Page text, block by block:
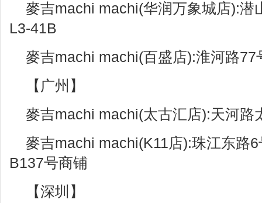
麥吉machi machi(华润万象城店):潜
L3-41B
麥吉machi machi(百盛店):淮河路77
【广州】
麥吉machi machi(太古汇店):天河路
麥吉machi machi(K11店):珠江东路
B137号商铺
【深圳】